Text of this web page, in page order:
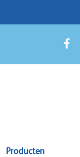
Sitemap
Producten